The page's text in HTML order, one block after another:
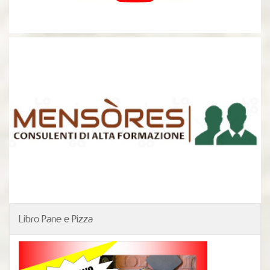
Libro Pane e Pizza